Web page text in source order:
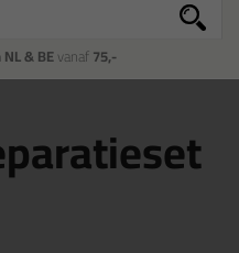
NL & BEvanaf75,-